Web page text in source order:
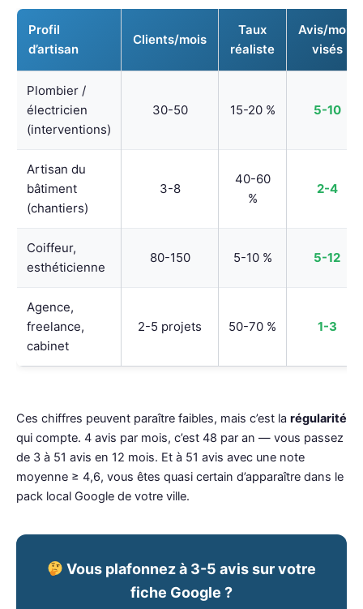
Profil
d’artisan
Clients/mois
Taux
réaliste
Avis/mois
visés
Plombier /
électricien
(interventions)
30-50 15-20 % 5-10
Artisan du
bâtiment
(chantiers)
3-8
40-60
%
2-4
Coiffeur,
esthéticienne
80-150 5-10 % 5-12
Agence,
freelance,
cabinet
2-5 projets 50-70 % 1-3
Ces chiffres peuvent paraître faibles, mais c’est la régularité
qui compte. 4 avis par mois, c’est 48 par an — vous passez
de 3 à 51 avis en 12 mois. Et à 51 avis avec une note
moyenne ≥ 4,6, vous êtes quasi certain d’apparaître dans le
pack local Google de votre ville.
Vous plafonnez à 3-5 avis sur votre
fiche Google ?